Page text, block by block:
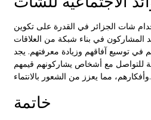
شات الجزائر في القدرة على تكوين
المشاركون في بناء شبكة من العلاقات
في توسيع آفاقهم وزيادة معرفتهم. يجد
للتواصل مع أشخاص يشاركونهم قيمهم
وأفكارهم، مما يعزز من الشعور بالانتماء.
خاتمة